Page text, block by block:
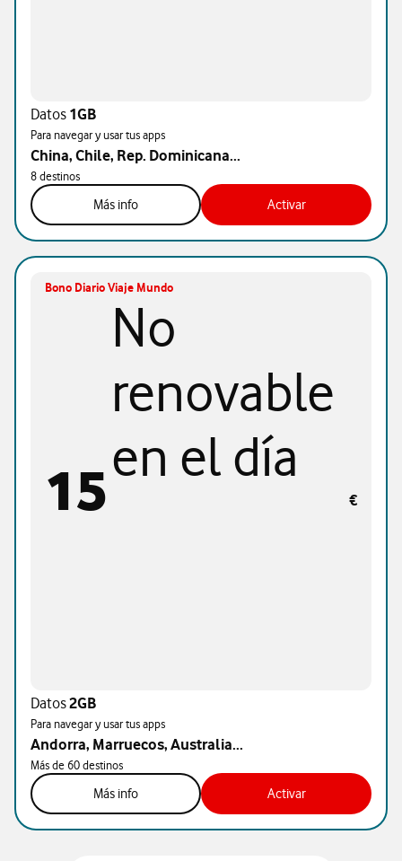
Datos 1GB
Para navegar y usar tus apps
China, Chile, Rep. Dominicana...
8 destinos
Más info Activar
Bono Diario Viaje Mundo
15 €
No
renovable
en el día
Datos2GB
Para navegar y usar tus apps
Andorra, Marruecos, Australia...
Más de 60 destinos
Más info Activar